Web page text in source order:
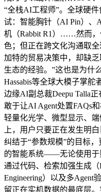
“全栈AI工程师”。全球硬
试：智能胸针（AI Pin）、
机（Rabbit R1）……然而
色；但正在跨文化沟通取
加特的贸易决策中，却缺
生态的经验。”这也是为什
Hassabis等全球大模子掌
边缘AI副总裁Deepu Talla
敢于让AI Agent处置FAQs
轻量化光学、微型显示、
上，用户只要正在发生明
纠结于“参数规模”的目标
的智能系统——无论使用
通过代码、检索加强生成
Engineering）以及多Agent
留正在实机数据的最底层。